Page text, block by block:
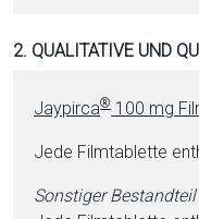
2. QUALITATIVE UND
Jaypirca®100 mg
Jede Film­ta­blet­te
Sonstiger